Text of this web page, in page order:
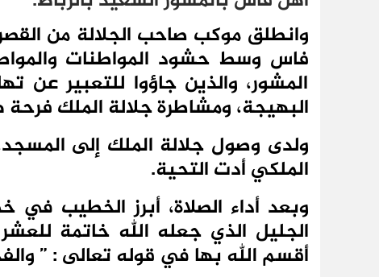
وانطلق موكب صاحب الجلالة من
فاس وسط حشود المواطنات
المشور، والذين جاؤوا للتعبير عن
البهيجة، ومشاطرة جلالة الملك فرحة
ولدى وصول جلالة الملك إلى
الملكي أدت التحية.
وبعد أداء الصلاة، أبرز الخطيب في
الجليل الذي جعله الله خاتمة
أقسم الله بها في قوله تعالى : ”